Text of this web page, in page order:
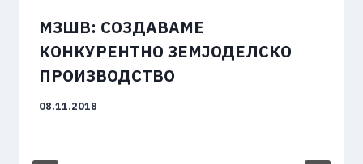
МЗШВ: СОЗДАВАМЕ
КОНКУРЕНТНО ЗЕМЈОДЕЛСКО
ПРОИЗВОДСТВО
08.11.2018